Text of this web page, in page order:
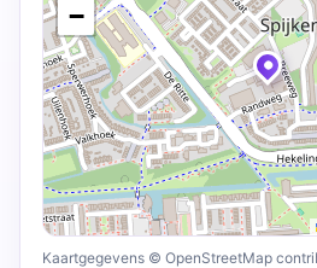
−
Kaartgegevens © OpenStreetMap